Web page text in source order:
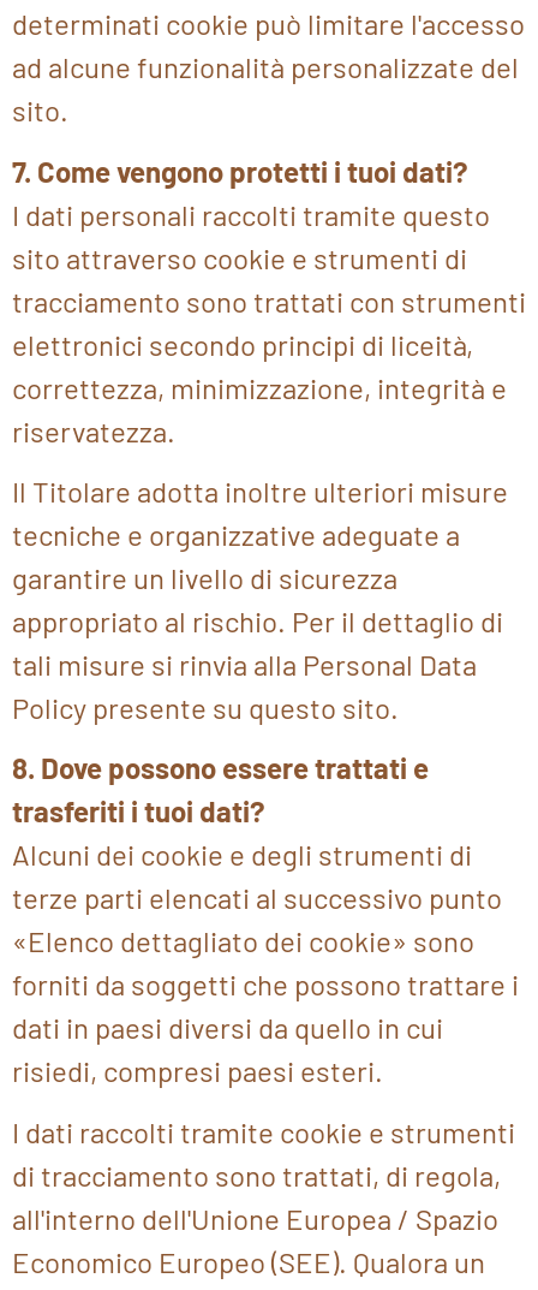
determinati cookie può limitare l'accesso
ad alcune funzionalità personalizzate del
sito.
7. Come vengono protetti i tuoi dati?
I dati personali raccolti tramite questo
sito attraverso cookie e strumenti di
tracciamento sono trattati con strumenti
elettronici secondo principi di liceità,
correttezza, minimizzazione, integrità e
riservatezza.
Il Titolare adotta inoltre ulteriori misure
tecniche e organizzative adeguate a
garantire un livello di sicurezza
appropriato al rischio. Per il dettaglio di
tali misure si rinvia alla Personal Data
Policy presente su questo sito.
8. Dove possono essere trattati e
trasferiti i tuoi dati?
Alcuni dei cookie e degli strumenti di
terze parti elencati al successivo punto
«Elenco dettagliato dei cookie» sono
forniti da soggetti che possono trattare i
dati in paesi diversi da quello in cui
risiedi, compresi paesi esteri.
I dati raccolti tramite cookie e strumenti
di tracciamento sono trattati, di regola,
all'interno dell'Unione Europea / Spazio
Economico Europeo (SEE). Qualora un